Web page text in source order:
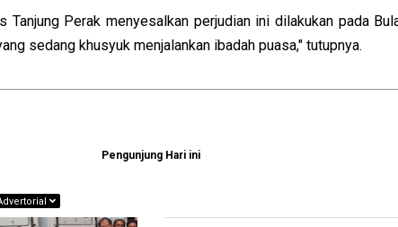
Tanjung Perak menyesalkan perjudian ini dilakukan pada
sedang khusyuk menjalankan ibadah puasa," tutupnya.
Pengunjung Hari ini